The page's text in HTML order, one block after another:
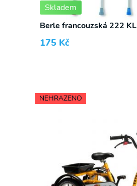
Skladem
Berle francouzská 222 KL
175 Kč
NEHRAZENO